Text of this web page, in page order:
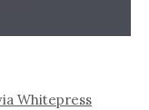
Whitepress